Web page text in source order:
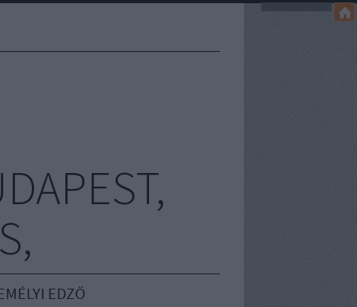
EDZŐ